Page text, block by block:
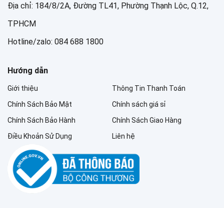
Địa chỉ: 184/8/2A, Đường TL41, Phường Thạnh Lộc, Q.12,
TPHCM
Hotline/zalo: 084 688 1800
Hướng dẫn
Giới thiệu
Chính Sách Bảo Mật
Chính Sách Bảo Hành
Điều Khoản Sử Dụng
Thông Tin Thanh Toán
Chính sách giá sỉ
Chính Sách Giao Hàng
Liên hệ